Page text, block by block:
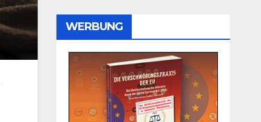
WERBUNG